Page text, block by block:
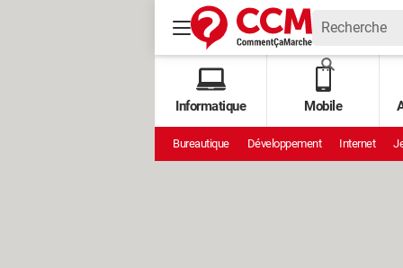
Informatique Mobile
Bureautique Développement Internet